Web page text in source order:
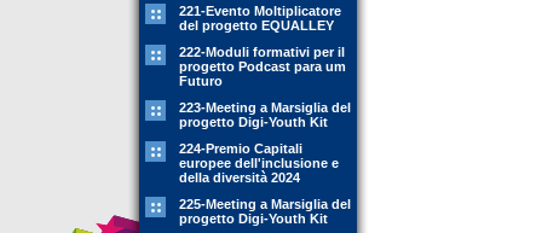
221-Evento Moltiplicatore
del progetto EQUALLEY
222-Moduli formativi per il
progetto Podcast para um
Futuro
223-Meeting a Marsiglia del
progetto Digi-Youth Kit
224-Premio Capitali
europee dell'inclusione e
della diversità 2024
225-Meeting a Marsiglia del
progetto Digi-Youth Kit